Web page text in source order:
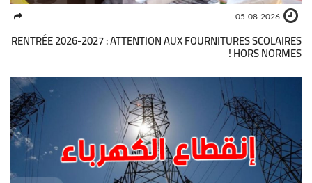
05-08-2026
RENTRÉE 2026-2027 : ATTENTION AUX FOURNITURES SCOLAIRES
HORS NORMES !